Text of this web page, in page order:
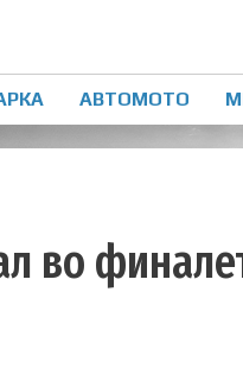
АВТОМОТО
во